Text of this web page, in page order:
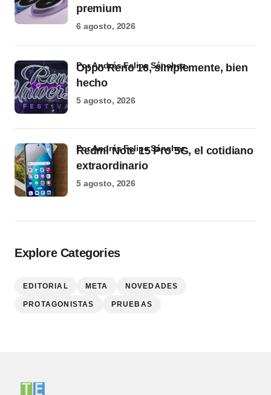
premium
6 agosto, 2026
Oppo Reno 16, simplemente, bien
hecho
por Andrés Felipe Sánchez
5 agosto, 2026
Redmi Note 15 Pro 5G, el cotidiano
extraordinario
por Andrés Felipe Sánchez
5 agosto, 2026
Explore Categories
EDITORIAL META NOVEDADES
PROTAGONISTAS PRUEBAS